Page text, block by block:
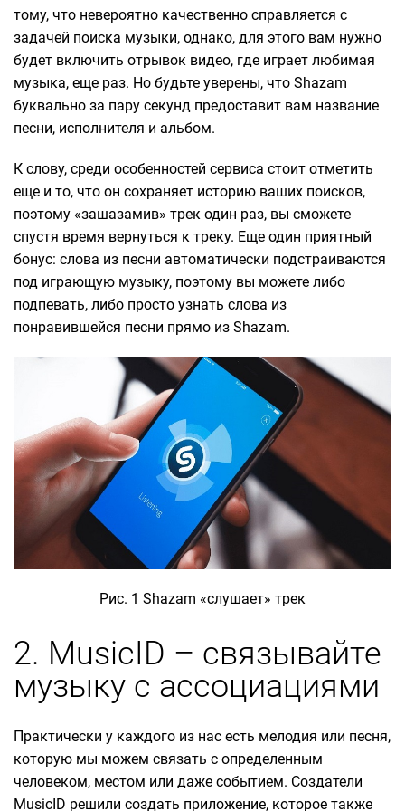
тому, что невероятно качественно справляется с
задачей поиска музыки, однако, для этого вам нужно
будет включить отрывок видео, где играет любимая
музыка, еще раз. Но будьте уверены, что Shazam
буквально за пару секунд предоставит вам название
песни, исполнителя и альбом.
К слову, среди особенностей сервиса стоит отметить
еще и то, что он сохраняет историю ваших поисков,
поэтому «зашазамив» трек один раз, вы сможете
спустя время вернуться к треку. Еще один приятный
бонус: слова из песни автоматически подстраиваются
под играющую музыку, поэтому вы можете либо
подпевать, либо просто узнать слова из
понравившейся песни прямо из Shazam.
Рис. 1 Shazam «слушает» трек
2. MusicID – связывайте
музыку с ассоциациями
Практически у каждого из нас есть мелодия или песня,
которую мы можем связать с определенным
человеком, местом или даже событием. Создатели
MusicID решили создать приложение, которое также